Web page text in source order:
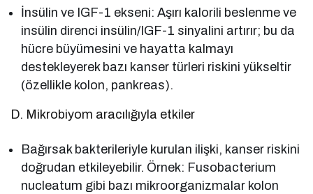
İnsülin ve IGF-1 ekseni: Aşırı kalorili beslenme ve
insülin direnci insülin/IGF-1 sinyalini artırır; bu da
hücre büyümesini ve hayatta kalmayı
destekleyerek bazı kanser türleri riskini yükseltir
(özellikle kolon, pankreas).
D. Mikrobiyom aracılığıyla etkiler
Bağırsak bakterileriyle kurulan ilişki, kanser riskini
doğrudan etkileyebilir. Örnek: Fusobacterium
nucleatum gibi bazı mikroorganizmalar kolon